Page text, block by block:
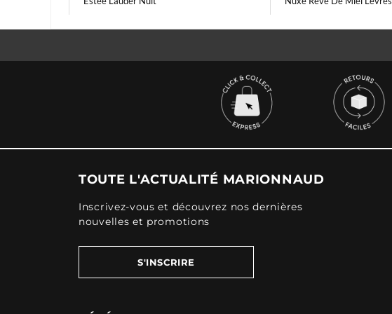
TOUTE L'ACTUALITÉ MARIONNAUD
Inscrivez-vous et découvrez nos dernières
nouvelles et promotions
S'INSCRIRE